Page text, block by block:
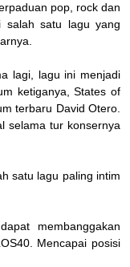
pop, rock dan
salah satu lagu yang
lagi, lagu ini menjadi
ketiganya, States of
terbaru David Otero.
selama tur konsernya
satu lagu paling intim
membanggakan
Mencapai posisi